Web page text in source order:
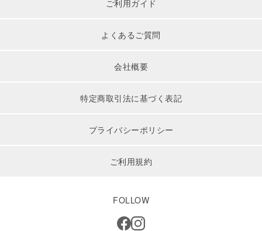
ご利用ガイド
よくあるご質問
会社概要
特定商取引法に基づく表記
プライバシーポリシー
ご利用規約
FOLLOW